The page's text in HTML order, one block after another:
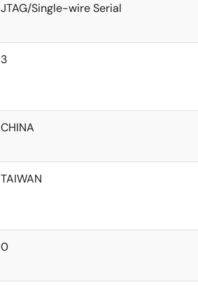
JTAG/Single-wire Serial
3
CHINA
TAIWAN
0